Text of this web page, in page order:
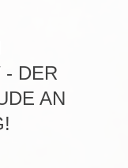
- DER
AN